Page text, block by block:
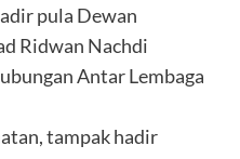
pula Dewan
Ridwan Nachdi
Antar Lembaga
tampak hadir